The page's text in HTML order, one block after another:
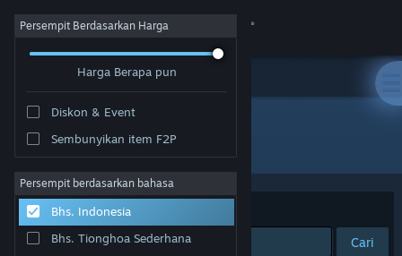
Login
Tentang
Bantuan
Persempit Berdasarkan Harga
Harga Berapa pun
Diskon & Event
Sembunyikan item F2P
Persempit berdasarkan bahasa
Bhs. Indonesia
Bhs. Tionghoa Sederhana
Pengembang: Pen-in-Apple-studio
Berdasarkan Relevansi
Cari